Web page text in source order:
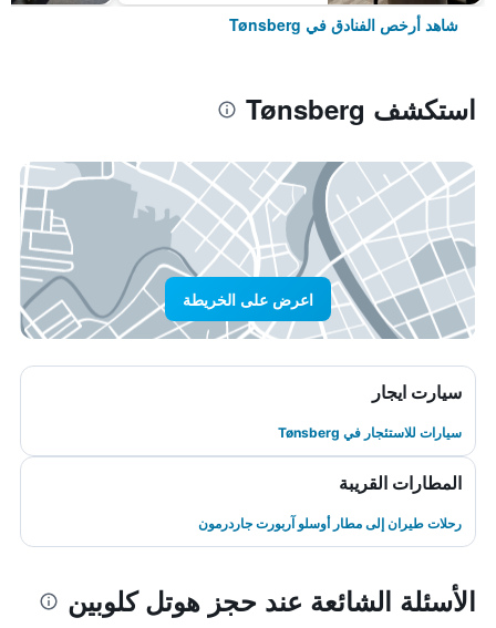
شاهد أرخص الفنادق في Tønsberg
استكشف Tønsberg
اعرض على الخريطة
سيارت ايجار
سيارات للاستئجار في Tønsberg
المطارات القريبة
رحلات طيران إلى مطار أوسلو آربورت جاردرمون
الأسئلة الشائعة عند حجز هوتل كلوبين